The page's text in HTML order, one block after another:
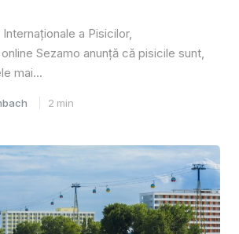
a Pisicilor,
Sezamo anunță că pisicile sunt,
mai...
2 min